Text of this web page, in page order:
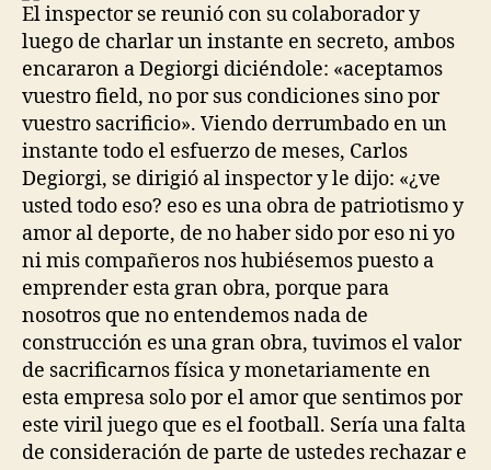
El inspector se reunió con su colaborador y
luego de charlar un instante en secreto, ambos
encararon a Degiorgi diciéndole: «aceptamos
vuestro field, no por sus condiciones sino por
vuestro sacrificio». Viendo derrumbado en un
instante todo el esfuerzo de meses, Carlos
Degiorgi, se dirigió al inspector y le dijo: «¿ve
usted todo eso? eso es una obra de patriotismo y
amor al deporte, de no haber sido por eso ni yo
ni mis compañeros nos hubiésemos puesto a
emprender esta gran obra, porque para
nosotros que no entendemos nada de
construcción es una gran obra, tuvimos el valor
de sacrificarnos física y monetariamente en
esta empresa solo por el amor que sentimos por
este viril juego que es el football. Sería una falta
de consideración de parte de ustedes rechazar e